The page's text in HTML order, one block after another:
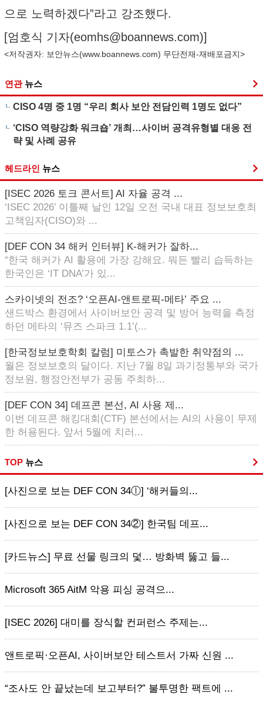
으로 노력하겠다”라고 강조했다.
[엄호식 기자(eomhs@boannews.com)]
<저작권자: 보안뉴스(www.boannews.com) 무단전재-재배포금지>
연관 뉴스
CISO 4명 중 1명 “우리 회사 보안 전담인력 1명도 없다”
‘CISO 역량강화 워크숍’ 개최…사이버 공격유형별 대응 전
략 및 사례 공유
헤드라인 뉴스
[ISEC 2026 토크 콘서트] AI 자율 공격 ...
‘ISEC 2026’ 이틀째 날인 12일 오전 국내 대표 정보보호최
고책임자(CISO)와 ...
[DEF CON 34 해커 인터뷰] K-해커가 잘하...
“한국 해커가 AI 활용에 가장 강해요. 뭐든 빨리 습득하는
한국인은 ‘IT DNA’가 있...
스카이넷의 전조? ‘오픈AI-앤트로픽-메타’ 주요 ...
샌드박스 환경에서 사이버보안 공격 및 방어 능력을 측정
하던 메타의 ‘뮤즈 스파크 1.1’(...
[한국정보보호학회 칼럼] 미토스가 촉발한 취약점의 ...
월은 정보보호의 달이다. 지난 7월 8일 과기정통부와 국가
정보원, 행정안전부가 공동 주최하...
[DEF CON 34] 데프콘 본선, AI 사용 제...
이번 데프콘 해킹대회(CTF) 본선에서는 AI의 사용이 무제
한 허용된다. 앞서 5월에 치러...
TOP 뉴스
[사진으로 보는 DEF CON 34ⓛ] ‘해커들의...
[사진으로 보는 DEF CON 34②] 한국팀 데프...
[카드뉴스] 무료 선물 링크의 덫… 방화벽 뚫고 들...
Microsoft 365 AitM 악용 피싱 공격으...
[ISEC 2026] 대미를 장식할 컨퍼런스 주제는...
앤트로픽·오픈AI, 사이버보안 테스트서 가짜 신원 ...
“조사도 안 끝났는데 보고부터?” 불투명한 팩트에 ...